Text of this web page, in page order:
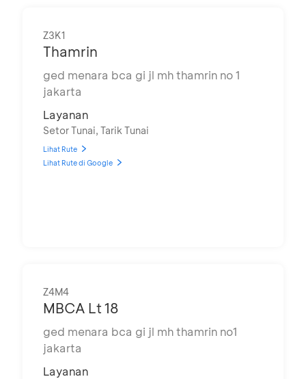
Z3K1
Thamrin
ged menara bca gi jl mh thamrin no 1
jakarta
Layanan
Setor Tunai, Tarik Tunai
Lihat Rute
Lihat Rute di Google
Z4M4
MBCA Lt 18
ged menara bca gi jl mh thamrin no1
jakarta
Layanan